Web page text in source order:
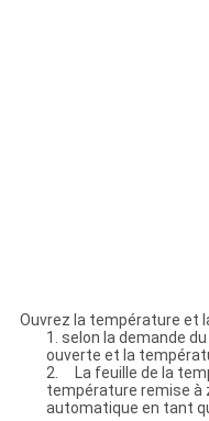
Ouvrez la température et
1. selon la demande
ouverte et la
2. La feuille de la
température remise à
automatique en tant